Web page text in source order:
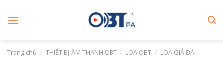
Trang chủ / THIẾT BỊ ÂM THANH OBT / LOA OBT / LOA GIẢ ĐÁ